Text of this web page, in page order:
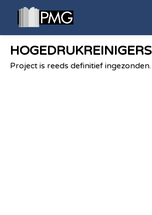
HOGEDRUKREINIGERS
Project is reeds definitief ingezonden.